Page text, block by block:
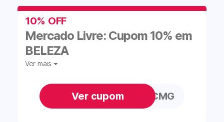
10% OFF
Mercado Livre: Cupom 10% em
BELEZA
Ver mais
NAMORACMG